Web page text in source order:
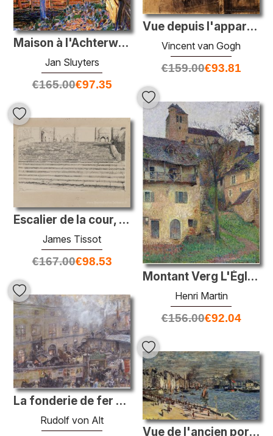
Maison à l'Achterweg
Jan Sluyters
€165.00€97.35
Vue depuis l'appartement de la rue Lepic
Vincent van Gogh
€159.00€93.81
Montant Verg L'Église de Saint-Cirq Lapopie
Henri Martin
€156.00€92.04
Escalier de la cour, Haram
James Tissot
€167.00€98.53
La fonderie de fer dans Skodagasse kitschelt à Vienne
Rudolf von Alt
Vue de l'ancien port extérieur à Le Havre